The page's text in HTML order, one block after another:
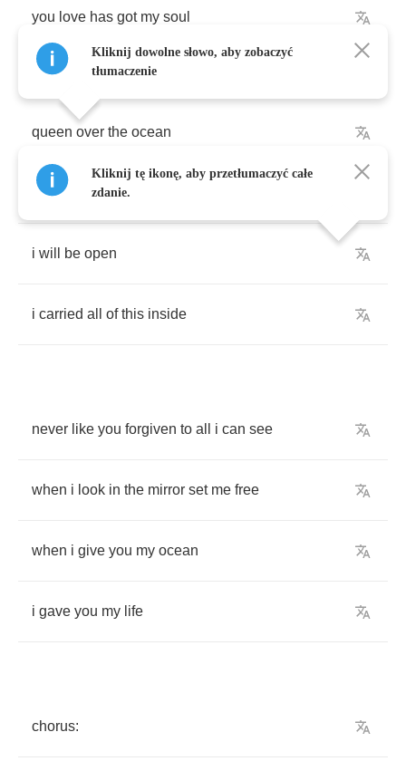
you love has got my soul
queen over the ocean
couldnt make it
i will be open
i carried all of this inside
never like you forgiven to all i can see
when i look in the mirror set me free
when i give you my ocean
i gave you my life
chorus:
Kliknij dowolne słowo, aby zobaczyć
tłumaczenie
Kliknij tę ikonę, aby przetłumaczyć całe
zdanie.